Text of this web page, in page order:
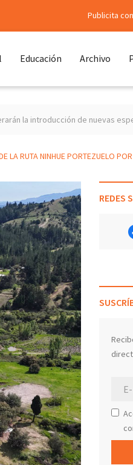
Publicita
Educación Archivo
de nuevas especies frutales
LA RUTA NINHUE PORTEZUELO
REDES